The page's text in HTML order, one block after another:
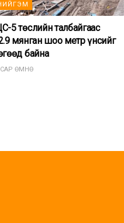
5 төслийн талбайгаас
мянган шоо метр үнсийг
байна
САР ӨМНӨ